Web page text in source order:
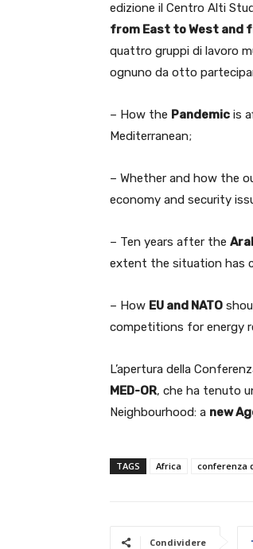
edizione il Centro Alti
from East to West and
quattro gruppi di lavoro
ognuno da otto
– How the Pandemic is
Mediterranean;
– Whether and how the
economy and security
– Ten years after the
extent the situation has
– How EU and NATO
competitions for energy
L’apertura della
MED-OR, che ha tenuto
Neighbourhood: a new
TAGS Africa conferenza
Condividere